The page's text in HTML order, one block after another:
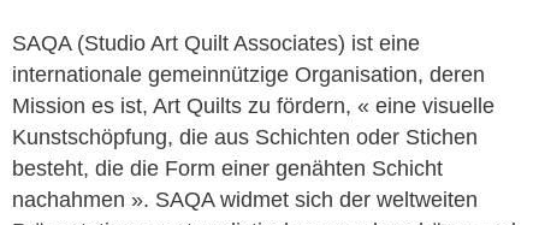
SAQA (Studio Art Quilt Associates) ist eine
internationale gemeinnützige Organisation, deren
Mission es ist, Art Quilts zu fördern, « eine visuelle
Kunstschöpfung, die aus Schichten oder Stichen
besteht, die die Form einer genähten Schicht
nachahmen ». SAQA widmet sich der weltweiten